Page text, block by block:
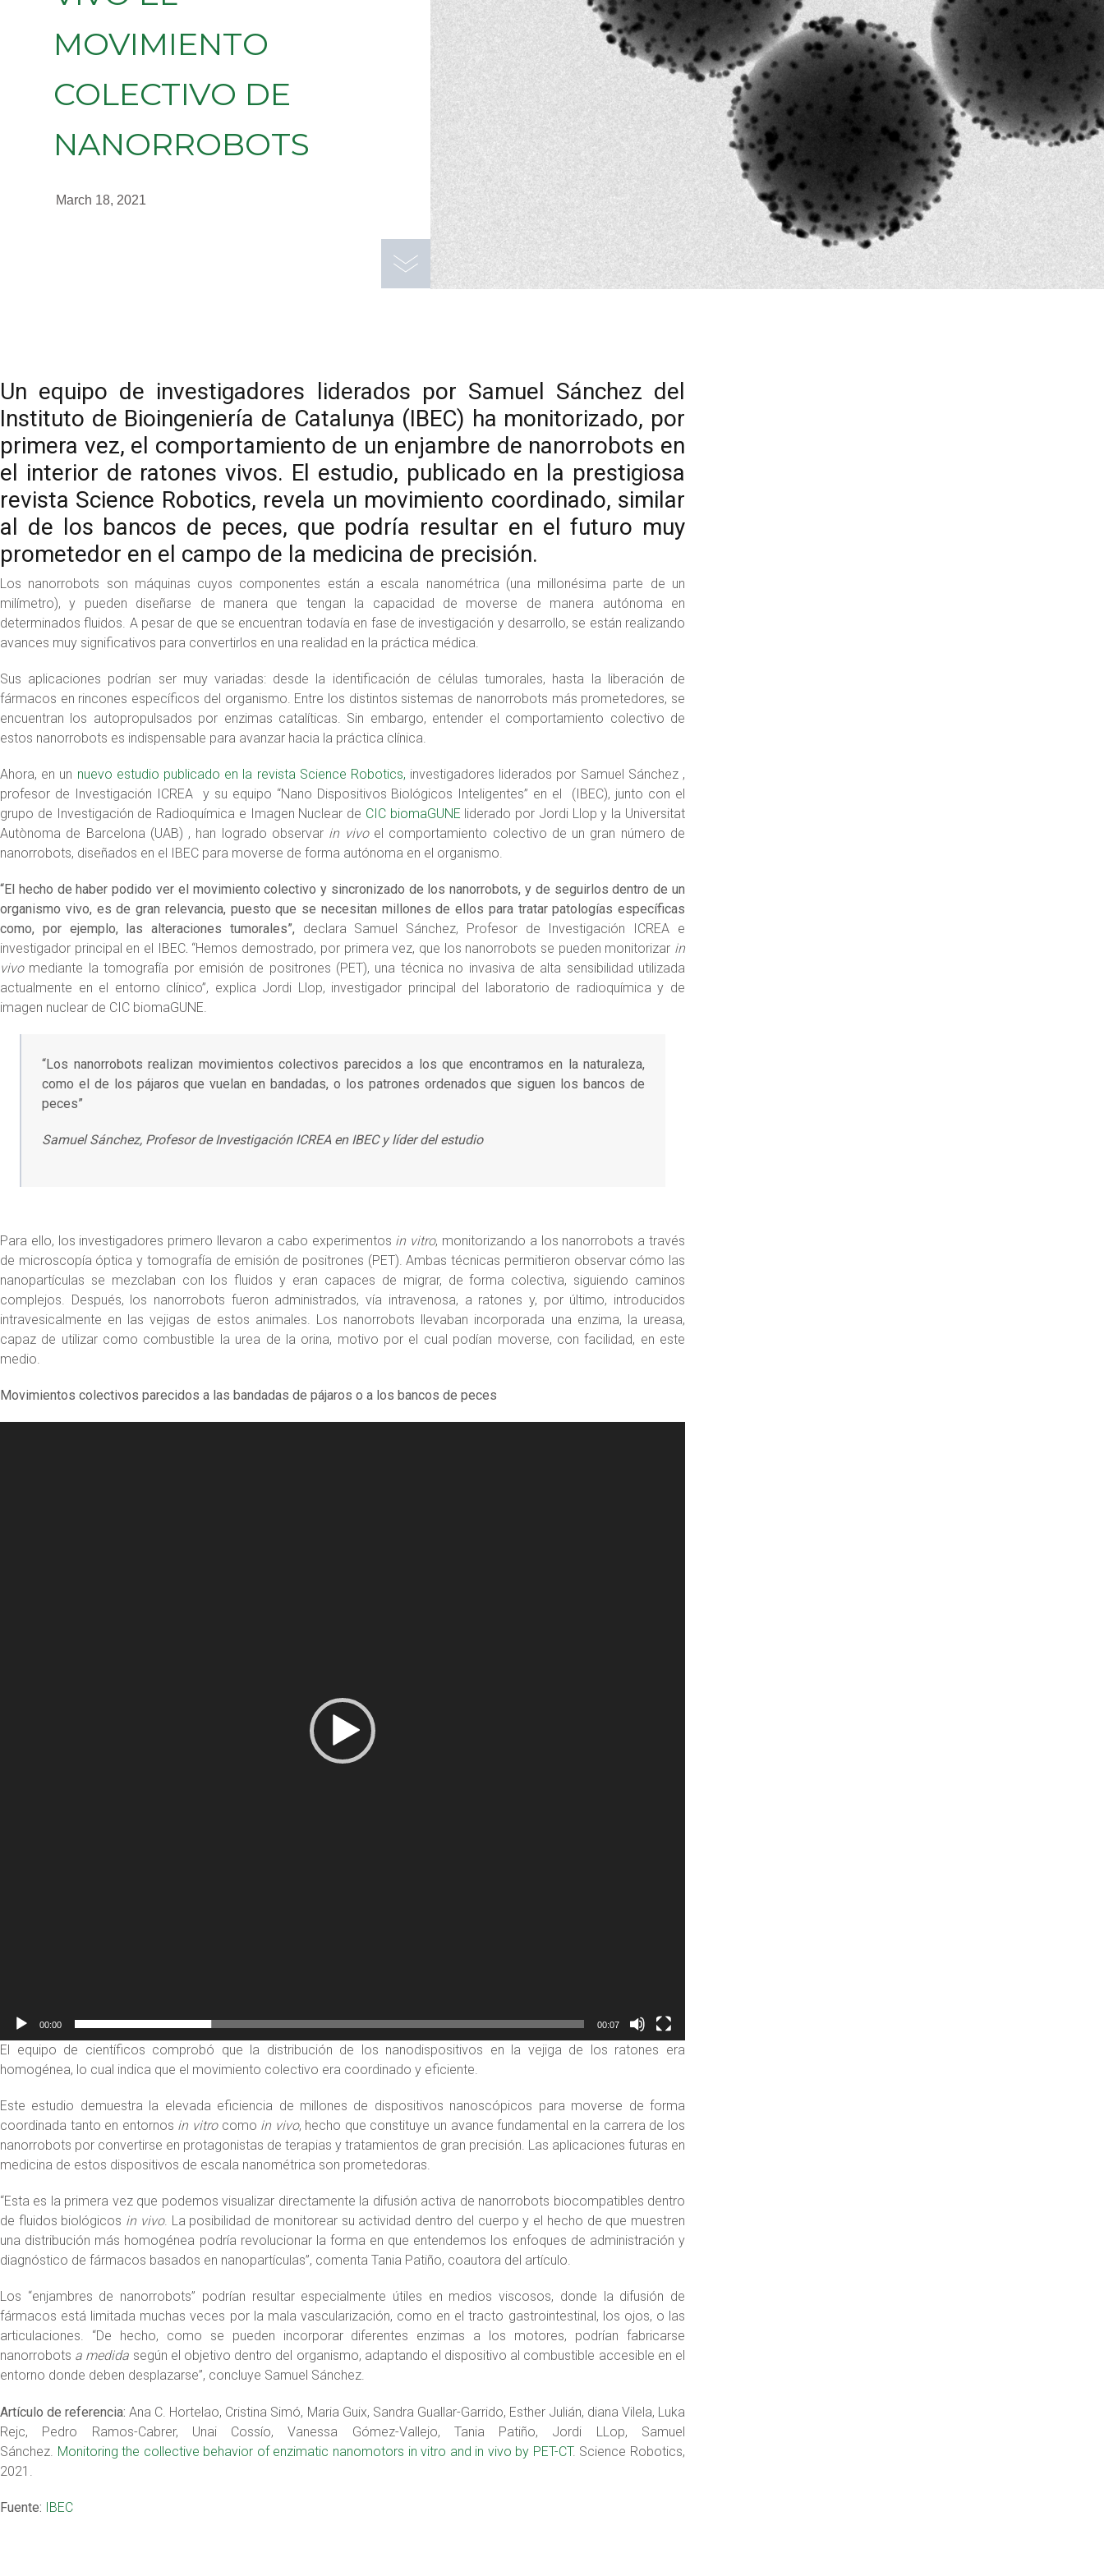
MOVIMIENTO
COLECTIVO DE
NANORROBOTS
March 18, 2021
Un equipo de investigadores liderados por Samuel Sánchez del
Instituto de Bioingeniería de Catalunya (IBEC) ha monitorizado, por
primera vez, el comportamiento de un enjambre de nanorrobots en
el interior de ratones vivos. El estudio, publicado en la prestigiosa
revista Science Robotics, revela un movimiento coordinado, similar
al de los bancos de peces, que podría resultar en el futuro muy
prometedor en el campo de la medicina de precisión.
Los nanorrobots son máquinas cuyos componentes están a escala nanométrica (una millonésima parte de un
milímetro), y pueden diseñarse de manera que tengan la capacidad de moverse de manera autónoma en
determinados fluidos. A pesar de que se encuentran todavía en fase de investigación y desarrollo, se están realizando
avances muy significativos para convertirlos en una realidad en la práctica médica.
Sus aplicaciones podrían ser muy variadas: desde la identificación de células tumorales, hasta la liberación de
fármacos en rincones específicos del organismo. Entre los distintos sistemas de nanorrobots más prometedores, se
encuentran los autopropulsados por enzimas catalíticas. Sin embargo, entender el comportamiento colectivo de
estos nanorrobots es indispensable para avanzar hacia la práctica clínica.
Ahora, en un nuevo estudio publicado en la revista Science Robotics, investigadores liderados por Samuel Sánchez ,
profesor de Investigación ICREA y su equipo “Nano Dispositivos Biológicos Inteligentes” en el (IBEC), junto con el
grupo de Investigación de Radioquímica e Imagen Nuclear de CIC biomaGUNE liderado por Jordi Llop y la Universitat
Autònoma de Barcelona (UAB) , han logrado observar in vivoel comportamiento colectivo de un gran número de
nanorrobots, diseñados en el IBEC para moverse de forma autónoma en el organismo.
“El hecho de haber podido ver el movimiento colectivo y sincronizado de los nanorrobots, y de seguirlos dentro de un
organismo vivo, es de gran relevancia, puesto que se necesitan millones de ellos para tratar patologías específicas
como, por ejemplo, las alteraciones tumorales”, declara Samuel Sánchez, Profesor de Investigación ICREA e
investigador principal en el IBEC. “Hemos demostrado, por primera vez, que los nanorrobots se pueden monitorizar in
vivomediante la tomografía por emisión de positrones (PET), una técnica no invasiva de alta sensibilidad utilizada
actualmente en el entorno clínico”, explica Jordi Llop, investigador principal del laboratorio de radioquímica y de
imagen nuclear de CIC biomaGUNE.
“Los nanorrobots realizan movimientos colectivos parecidos a los que encontramos en la naturaleza,
como el de los pájaros que vuelan en bandadas, o los patrones ordenados que siguen los bancos de
peces”
Samuel Sánchez, Profesor de Investigación ICREA en IBEC y líder del estudio
Para ello, los investigadores primero llevaron a cabo experimentos in vitro, monitorizando a los nanorrobots a través
de microscopía óptica y tomografía de emisión de positrones (PET). Ambas técnicas permitieron observar cómo las
nanopartículas se mezclaban con los fluidos y eran capaces de migrar, de forma colectiva, siguiendo caminos
complejos. Después, los nanorrobots fueron administrados, vía intravenosa, a ratones y, por último, introducidos
intravesicalmente en las vejigas de estos animales. Los nanorrobots llevaban incorporada una enzima, la ureasa,
capaz de utilizar como combustible la urea de la orina, motivo por el cual podían moverse, con facilidad, en este
medio.
Movimientos colectivos parecidos a las bandadas de pájaros o a los bancos de peces
00:00 00:07
El equipo de científicos comprobó que la distribución de los nanodispositivos en la vejiga de los ratones era
homogénea, lo cual indica que el movimiento colectivo era coordinado y eficiente.
Este estudio demuestra la elevada eficiencia de millones de dispositivos nanoscópicos para moverse de forma
coordinada tanto en entornos in vitro como in vivo, hecho que constituye un avance fundamental en la carrera de los
nanorrobots por convertirse en protagonistas de terapias y tratamientos de gran precisión. Las aplicaciones futuras en
medicina de estos dispositivos de escala nanométrica son prometedoras.
“Esta es la primera vez que podemos visualizar directamente la difusión activa de nanorrobots biocompatibles dentro
de fluidos biológicos in vivo. La posibilidad de monitorear su actividad dentro del cuerpo y el hecho de que muestren
una distribución más homogénea podría revolucionar la forma en que entendemos los enfoques de administración y
diagnóstico de fármacos basados en nanopartículas”, comenta Tania Patiño, coautora del artículo.
Los “enjambres de nanorrobots” podrían resultar especialmente útiles en medios viscosos, donde la difusión de
fármacos está limitada muchas veces por la mala vascularización, como en el tracto gastrointestinal, los ojos, o las
articulaciones. “De hecho, como se pueden incorporar diferentes enzimas a los motores, podrían fabricarse
nanorrobots a medida según el objetivo dentro del organismo, adaptando el dispositivo al combustible accesible en el
entorno donde deben desplazarse”, concluye Samuel Sánchez.
Artículo de referencia: Ana C. Hortelao, Cristina Simó, Maria Guix, Sandra Guallar-Garrido, Esther Julián, diana Vilela, Luka
Rejc, Pedro Ramos-Cabrer, Unai Cossío, Vanessa Gómez-Vallejo, Tania Patiño, Jordi LLop, Samuel
Sánchez. Monitoring the collective behavior of enzimatic nanomotors in vitro and in vivo by PET-CT. Science Robotics,
2021.
Fuente: IBEC